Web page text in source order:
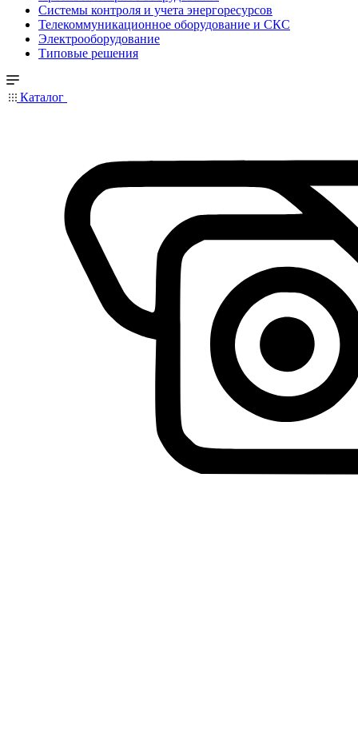
Системы контроля и учета энергоресурсов
Телекоммуникационное оборудование и СКС
Электрооборудование
Типовые решения
Каталог